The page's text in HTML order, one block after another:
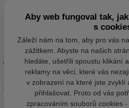
Aby web fungoval tak,
s
Záleží nám na tom, aby pro vás
zážitkem. Abyste na našich
hledáte, ušetřili spoustu klikání
reklamy na věci, které vás
v zobrazení na které jste zvyklí
přihlašovat. Proto od vás
zpracováním souborů cookies